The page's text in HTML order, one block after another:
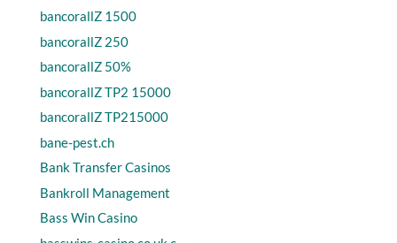
bancorallZ 1500
bancorallZ 250
bancorallZ 50%
bancorallZ TP2 15000
bancorallZ TP215000
bane-pest.ch
Bank Transfer Casinos
Bankroll Management
Bass Win Casino